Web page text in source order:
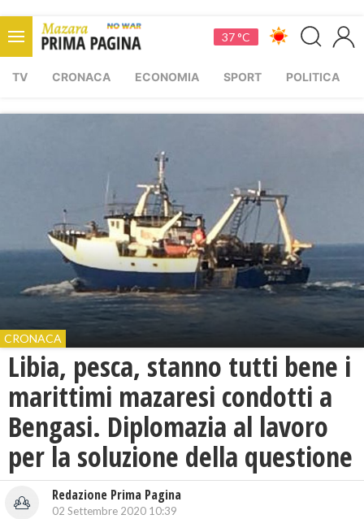
37 °C
TV CRONACA ECONOMIA SPORT POLITICA
CRONACA
Libia, pesca, stanno tutti bene i
marittimi mazaresi condotti a
Bengasi. Diplomazia al lavoro
per la soluzione della questione
Redazione Prima Pagina
02 Settembre 2020 10:39